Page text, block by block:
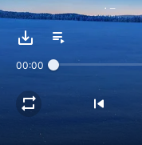
κάνει όντως
και τη
και
να δει
00:00